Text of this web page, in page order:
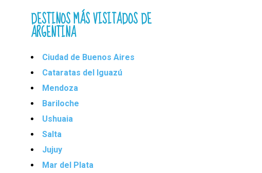
DESTINOS MÁS VISITADOS DE
ARGENTINA
Ciudad de Buenos Aires
Cataratas del Iguazú
Mendoza
Bariloche
Ushuaia
Salta
Jujuy
Mar del Plata